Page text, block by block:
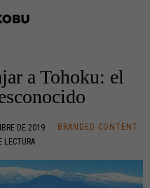
a Tohoku: el
DE 2019
BRANDED CONTENT
LECTURA